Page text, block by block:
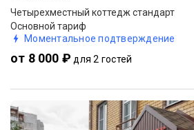
Четырехместный коттедж стандарт
Основной тариф
Моментальное подтверждение
от 8 000 ₽ для 2 гостей